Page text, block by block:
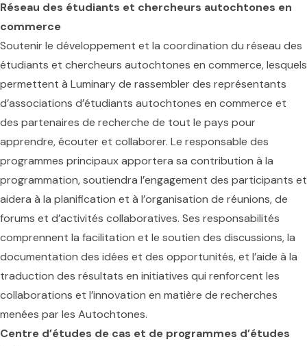
Réseau des étudiants et chercheurs autochtones en
commerce
Soutenir le développement et la coordination du réseau des
étudiants et chercheurs autochtones en commerce, lesquels
permettent à Luminary de rassembler des représentants
d’associations d’étudiants autochtones en commerce et
des partenaires de recherche de tout le pays pour
apprendre, écouter et collaborer. Le responsable des
programmes principaux apportera sa contribution à la
programmation, soutiendra l’engagement des participants et
aidera à la planification et à l’organisation de réunions, de
forums et d’activités collaboratives. Ses responsabilités
comprennent la facilitation et le soutien des discussions, la
documentation des idées et des opportunités, et l’aide à la
traduction des résultats en initiatives qui renforcent les
collaborations et l’innovation en matière de recherches
menées par les Autochtones.
Centre d’études de cas et de programmes d’études